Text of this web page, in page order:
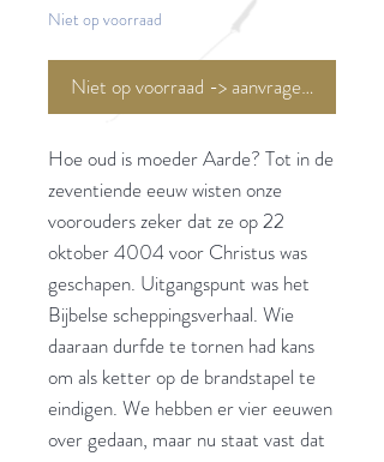
Niet op voorraad
Niet op voorraad -> aanvragen <-
Hoe oud is moeder Aarde? Tot in de
zeventiende eeuw wisten onze
voorouders zeker dat ze op 22
oktober 4004 voor Christus was
geschapen. Uitgangspunt was het
Bijbelse scheppingsverhaal. Wie
daaraan durfde te tornen had kans
om als ketter op de brandstapel te
eindigen. We hebben er vier eeuwen
over gedaan, maar nu staat vast dat